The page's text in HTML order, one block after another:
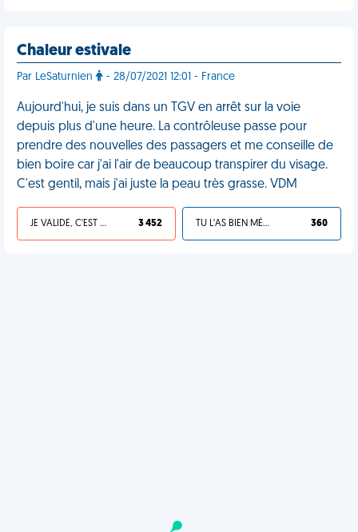
Chaleur estivale
Par LeSaturnien - 28/07/2021 12:01 - France
Aujourd'hui, je suis dans un TGV en arrêt sur la voie
depuis plus d'une heure. La contrôleuse passe pour
prendre des nouvelles des passagers et me conseille de
bien boire car j'ai l'air de beaucoup transpirer du visage.
C'est gentil, mais j'ai juste la peau très grasse. VDM
JE VALIDE, C'EST UNE VDM 3 452 TU L'AS BIEN MÉRITÉ 360